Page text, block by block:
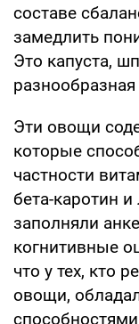
составе
замедлить
Это капуста,
Эти овощи
которые
частности
бета-каротин
заполняли
когнитивные
что у тех, кто
овощи,